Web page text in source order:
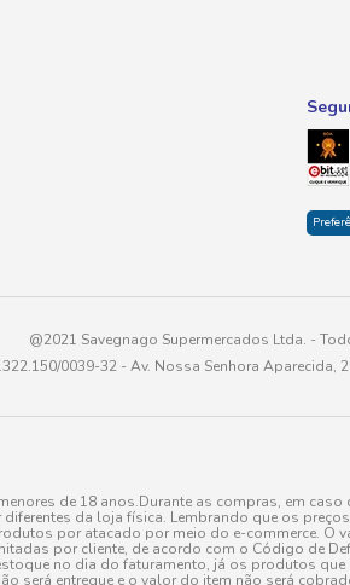
@2021 Savegnago Supermercados Ltda. -
0039-32 - Av. Nossa Senhora Aparecida,
de 18 anos.Durante as compras, em
da loja física. Lembrando que os
por atacado por meio do e-commerce.
por cliente, de acordo com o Código de
no dia do faturamento, já os produtos
será entregue e o valor do item não será